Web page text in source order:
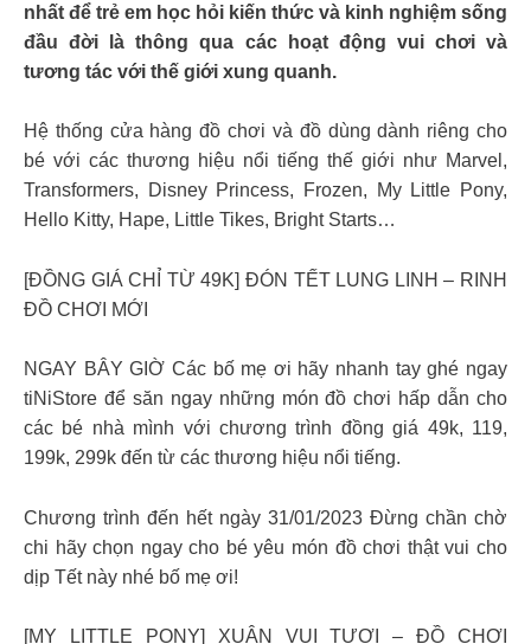
nhất để trẻ em học hỏi kiến thức và kinh nghiệm sống
đầu đời là thông qua các hoạt động vui chơi và
tương tác với thế giới xung quanh.
Hệ thống cửa hàng đồ chơi và đồ dùng dành riêng cho
bé với các thương hiệu nổi tiếng thế giới như Marvel,
Transformers, Disney Princess, Frozen, My Little Pony,
Hello Kitty, Hape, Little Tikes, Bright Starts…
[ĐỒNG GIÁ CHỈ TỪ 49K] ĐÓN TẾT LUNG LINH – RINH
ĐỒ CHƠI MỚI​
NGAY BÂY GIỜ Các bố mẹ ơi hãy nhanh tay ghé ngay
tiNiStore để săn ngay những món đồ chơi hấp dẫn cho
các bé nhà mình với chương trình đồng giá 49k, 119,
199k, 299k đến từ các thương hiệu nổi tiếng.
Chương trình đến hết ngày 31/01/2023 Đừng chần chờ
chi hãy chọn ngay cho bé yêu món đồ chơi thật vui cho
dịp Tết này nhé bố mẹ ơi! ​
[MY LITTLE PONY] XUÂN VUI TƯƠI – ĐỒ CHƠI